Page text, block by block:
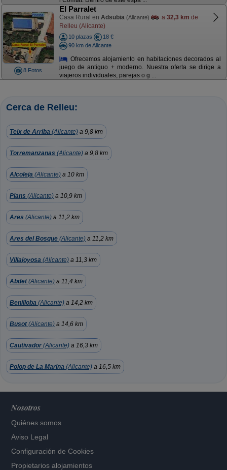
8 Fotos
El Parralet
Casa Rural en Adsubia (Alicante) a 32,3 km de
Relleu (Alicante)
10 plazas
18 €
90 km de Alicante
Ofrecemos alojamiento en habitaciones decorados al
juego de antiguo + moderno. Nuestra oferta se dirige a
viajeros individuales, parejas o g ...
Cerca de Relleu:
Teix de Arriba (Alicante) a 9,8 km
Torremanzanas (Alicante) a 9,8 km
Alcoleja (Alicante) a 10 km
Plans (Alicante) a 10,9 km
Ares (Alicante) a 11,2 km
Ares del Bosque (Alicante) a 11,2 km
Villajoyosa (Alicante) a 11,3 km
Abdet(Alicante) a 11,4 km
Benilloba (Alicante) a 14,2 km
Busot(Alicante) a 14,6 km
Cautivador (Alicante) a 16,3 km
Polop de La Marina (Alicante) a 16,5 km
Nosotros
Quiénes somos
Aviso Legal
Configuración de Cookies
Propietarios alojamientos